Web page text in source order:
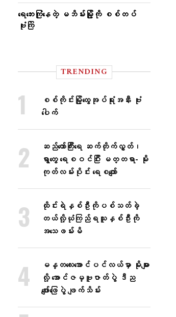
ရေဘေးကြုံနေတဲ့ မဘိမ်းမြို့ကို စစ်တပ်
ဗုံးကြဲ
TRENDING
စစ်ကိုင်းမြို့ထွေအုပ်ရုံးအနီး ဗုံး
ပေါက်
ဆည်တော်ကြီးရေ ဆက်တိုက်လွှတ်၊
ရွာတွေ ရေစဝင်ပြီး မတ္တရာ- မိုး
ကုတ်လမ်းပိုင်း ရေစကျော်
ထိုင်းရဲနှစ်ဦးကိုပစ်သတ်ခဲ့
တယ်လို့ယုံကြည်ရသူနှစ်ဦးကို
အသေဖမ်းမိ
မန္တလေးအောင်ပင်လယ်မှာ မိုးများ
လို့ အောင်ဇမ္ဗူဇာတ်ပွဲ ဒီည
ဖျော်ဖြေပွဲ ဖျက်သိမ်း